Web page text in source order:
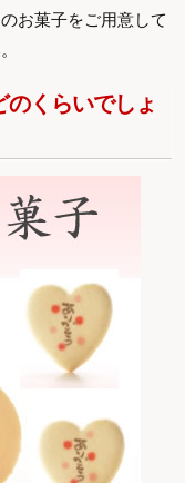
お菓子をご用意して
くらいでしょ